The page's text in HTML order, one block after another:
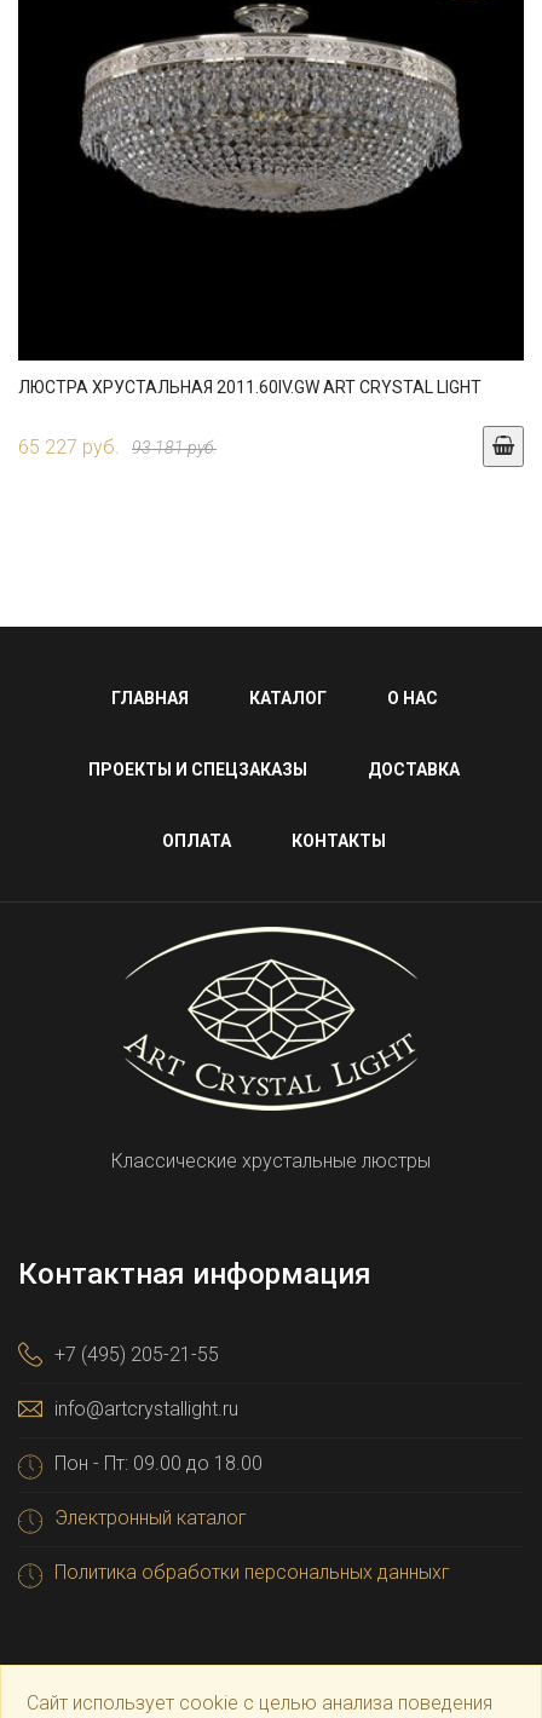
ЛЮСТРА ХРУСТАЛЬНАЯ 2011.60IV.GW ART CRYSTAL LIGHT
65 227 руб. 93 181 руб.
ГЛАВНАЯ КАТАЛОГ О НАС
ПРОЕКТЫ И СПЕЦЗАКАЗЫ ДОСТАВКА
ОПЛАТА КОНТАКТЫ
Классические хрустальные люстры
Контактная информация
+7 (495) 205-21-55
info@artcrystallight.ru
Пон - Пт: 09.00 до 18.00
Электронный каталог
Политика обработки персональных данныхг
Сайт использует cookie с целью анализа поведения